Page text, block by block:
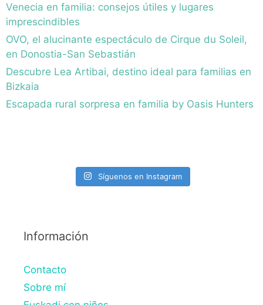
Venecia en familia: consejos útiles y lugares
imprescindibles
OVO, el alucinante espectáculo de Cirque du Soleil,
en Donostia-San Sebastián
Descubre Lea Artibai, destino ideal para familias en
Bizkaia
Escapada rural sorpresa en familia by Oasis Hunters
Síguenos en Instagram
Información
Contacto
Sobre mí